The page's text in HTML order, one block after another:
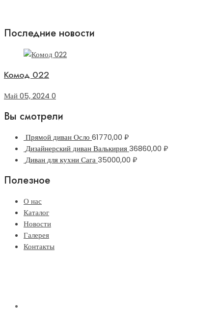
Последние новости
Комод 022
Май 05, 2024 0
Вы смотрели
Прямой диван Осло 61770,00 ₽
Дизайнерский диван Валькирия36860,00 ₽
Диван для кухни Сага35000,00 ₽
Полезное
О нас
Каталог
Новости
Галерея
Контакты